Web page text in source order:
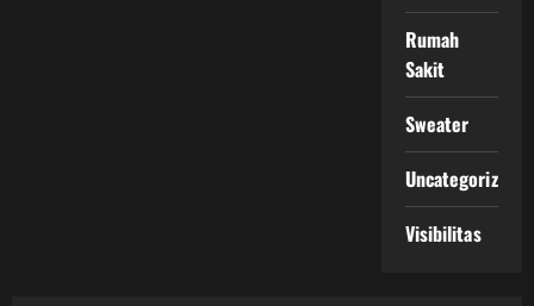
Rumah
Sakit
Sweater
Uncategorized
Visibilitas